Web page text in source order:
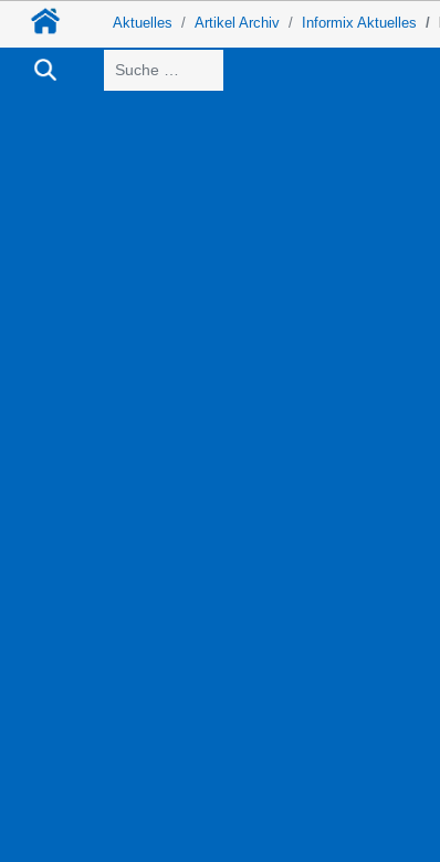
Aktuelles Artikel Archiv Informix Aktuelles
Suchen